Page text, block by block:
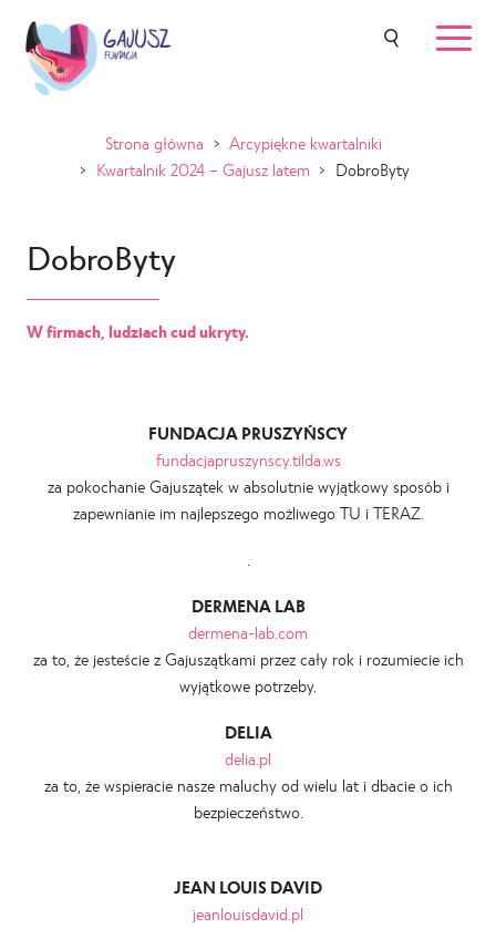
Strona główna > Arcypiękne kwartalniki
>
Kwartalnik 2024 – Gajusz latem > DobroByty
DobroByty
W firmach, ludziach cud ukryty.
FUNDACJA PRUSZYŃSCY
fundacjapruszynscy.tilda.ws
za pokochanie Gajuszątek w absolutnie wyjątkowy sposób i
zapewnianie im najlepszego możliwego TU i TERAZ.
DERMENA LAB
dermena-lab.com
za to, że jesteście z Gajuszątkami przez cały rok i rozumiecie ich
wyjątkowe potrzeby.
DELIA
delia.pl
za to, że wspieracie nasze maluchy od wielu lat i dbacie o ich
bezpieczeństwo.
JEAN LOUIS DAVID
jeanlouisdavid.pl